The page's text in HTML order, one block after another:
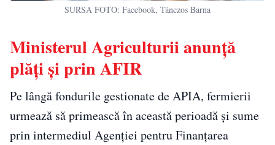
SURSA FOTO: Facebook, Tánczos Barna
Ministerul Agriculturii anunță
plăți și prin AFIR
Pe lângă fondurile gestionate de APIA, fermierii
urmează să primească în această perioadă și sume
prin intermediul Agenției pentru Finanțarea